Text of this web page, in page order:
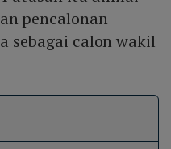
pencalonan
sebagai calon wakil